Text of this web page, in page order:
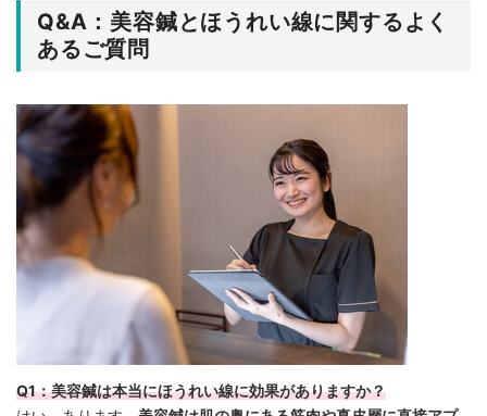
Q&A：美容鍼とほうれい線に関するよく
あるご質問
Q1：美容鍼は本当にほうれい線に効果がありますか？